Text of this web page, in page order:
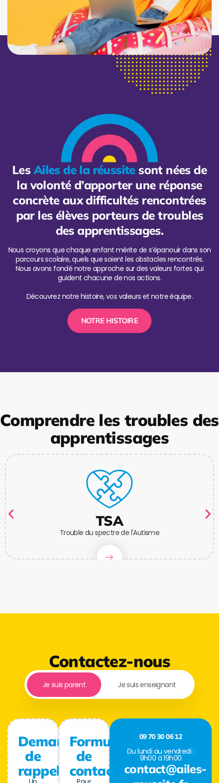
LesAiles de la réussitesont nées de
la volonté d’apporter une réponse
concrète aux difficultés rencontrées
par les élèves porteurs de troubles
des apprentissages.
Nous croyons que chaque enfant mérite de s’épanouir dans son
parcours scolaire, quels que soient les obstacles rencontrés.
Nous avons fondé notre approche sur des valeurs fortes qui
guident chacune de nos actions.
Découvrez notre histoire, vos valeurs et notre équipe.
NOTRE HISTOIRE
Comprendre les troubles des
apprentissages
TSA
Trouble du spectre de l'Autisme
Contactez-nous
Je suis parent Je suis enseignant
Demande
de
rappel
Formulaire
de
contact
09 70 30 06 12
Du lundi au vendredi :
9h00 à 19h00
contact@ailes-